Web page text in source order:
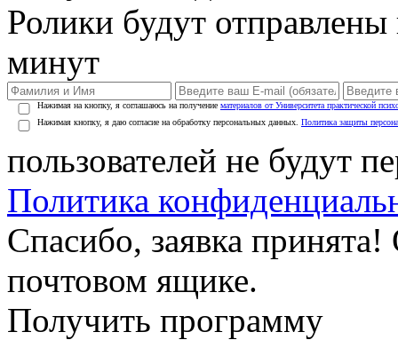
Ролики будут
минут
Нажимая на кнопку, я соглашаюсь на получение материалов от Университета практической
Нажимая кнопку, я даю согласие на обработку персональных данных. Политика защиты
пользователей не будут
Политика
Спасибо, заявка
почтовом ящике.
Получить программу